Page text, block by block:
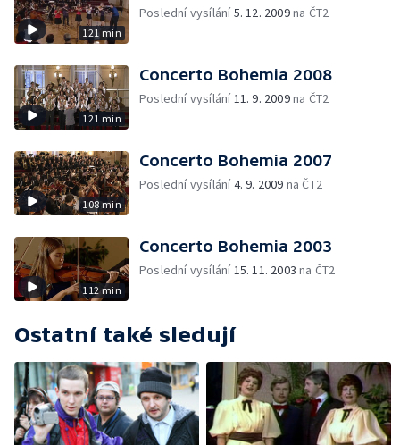
121 min
Poslední vysílání5. 12. 2009na ČT2
121 min
Concerto Bohemia 2008
Poslední vysílání11. 9. 2009na ČT2
108 min
Concerto Bohemia 2007
Poslední vysílání4. 9. 2009 na ČT2
112 min
Concerto Bohemia 2003
Poslední vysílání15. 11. 2003 na ČT2
Ostatní také sledují